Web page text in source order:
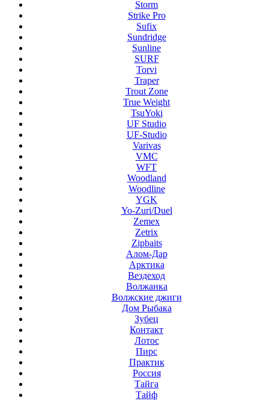
Storm
Strike Pro
Sufix
Sundridge
Sunline
SURF
Torvi
Traper
Trout Zone
True Weight
TsuYoki
UF Studio
UF-Studio
Varivas
VMC
WFT
Woodland
Woodline
YGK
Yo-Zuri/Duel
Zemex
Zetrix
Zipbaits
Алом-Дар
Арктика
Вездеход
Волжанка
Волжские джиги
Дом Рыбака
Зубец
Контакт
Лотос
Пирс
Практик
Россия
Тайга
Тайф